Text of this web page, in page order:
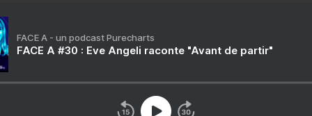
FACE A - un podcast Purecharts
FACE A #30 : Eve Angeli raconte "Avant de partir"